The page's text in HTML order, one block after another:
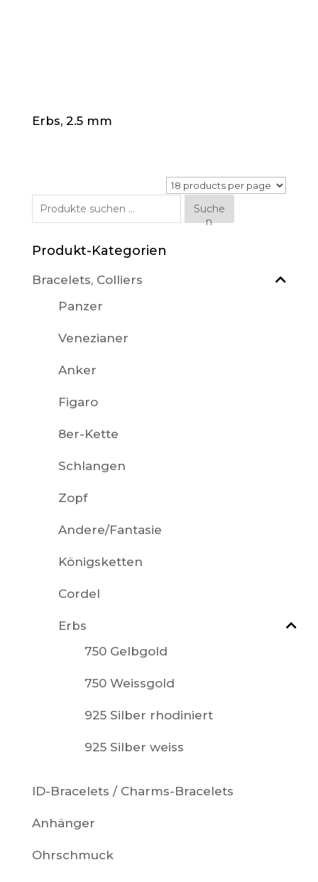
Erbs, 2.5 mm
Suche
nach:
Suche
n
Produkt-Kategorien
Bracelets, Colliers
Panzer
Venezianer
Anker
Figaro
8er-Kette
Schlangen
Zopf
Andere/Fantasie
Königsketten
Cordel
Erbs
750 Gelbgold
750 Weissgold
925 Silber rhodiniert
925 Silber weiss
ID-Bracelets / Charms-Bracelets
Anhänger
Ohrschmuck